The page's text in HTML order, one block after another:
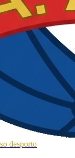
desporto